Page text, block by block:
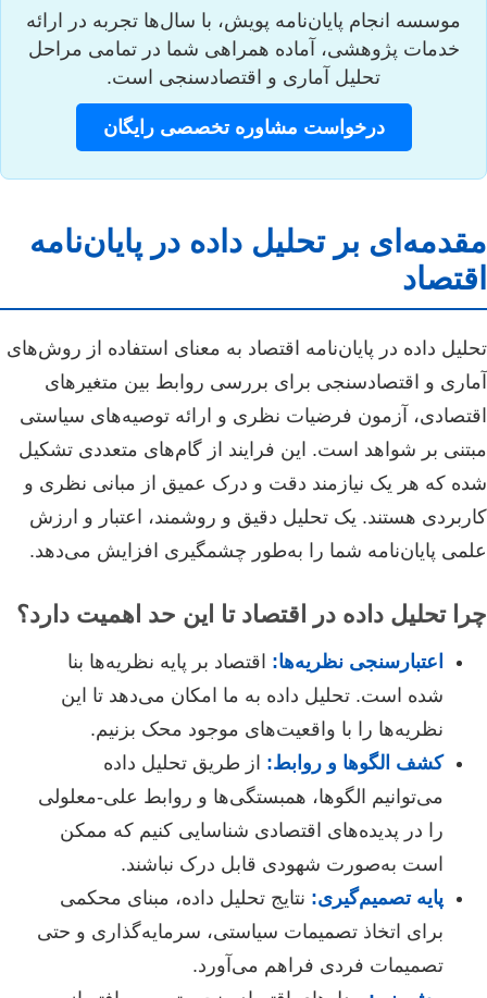
موسسه انجام پایان‌نامه پویش، با سال‌ها تجربه در ارائه
خدمات پژوهشی، آماده همراهی شما در تمامی مراحل
تحلیل آماری و اقتصادسنجی است.
درخواست مشاوره تخصصی رایگان
مقدمه‌ای بر تحلیل داده در پایان‌نامه
اقتصاد
تحلیل داده در پایان‌نامه اقتصاد به معنای استفاده از روش‌های
آماری و اقتصادسنجی برای بررسی روابط بین متغیرهای
اقتصادی، آزمون فرضیات نظری و ارائه توصیه‌های سیاستی
مبتنی بر شواهد است. این فرایند از گام‌های متعددی تشکیل
شده که هر یک نیازمند دقت و درک عمیق از مبانی نظری و
کاربردی هستند. یک تحلیل دقیق و روشمند، اعتبار و ارزش
علمی پایان‌نامه شما را به‌طور چشمگیری افزایش می‌دهد.
چرا تحلیل داده در اقتصاد تا این حد اهمیت دارد؟
اعتبارسنجی نظریه‌ها: اقتصاد بر پایه نظریه‌ها بنا
شده است. تحلیل داده به ما امکان می‌دهد تا این
نظریه‌ها را با واقعیت‌های موجود محک بزنیم.
کشف الگوها و روابط: از طریق تحلیل داده
می‌توانیم الگوها، همبستگی‌ها و روابط علی-معلولی
را در پدیده‌های اقتصادی شناسایی کنیم که ممکن
است به‌صورت شهودی قابل درک نباشند.
پایه تصمیم‌گیری: نتایج تحلیل داده، مبنای محکمی
برای اتخاذ تصمیمات سیاستی، سرمایه‌گذاری و حتی
تصمیمات فردی فراهم می‌آورد.